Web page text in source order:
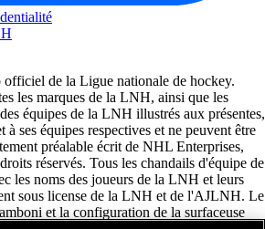
de la Ligue nationale de hockey.
les marques de la LNH, ainsi que les
équipes de la LNH illustrés aux présentes,
ses équipes respectives et ne peuvent être
préalable écrit de NHL Enterprises,
réservés. Tous les chandails d'équipe de
les noms des joueurs de la LNH et leurs
sous license de la LNH et de l'AJLNH. Le
et la configuration de la surfaceuse